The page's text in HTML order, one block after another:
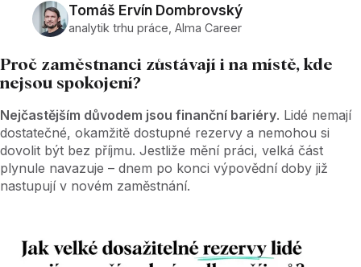
Tomáš Ervín Dombrovský
analytik trhu práce, Alma Career
Proč zaměstnanci zůstávají i na místě, kde
nejsou spokojení?
Nejčastějším důvodem jsou finanční bariéry. Lidé nemají
dostatečné, okamžitě dostupné rezervy a nemohou si
dovolit být bez příjmu. Jestliže mění práci, velká část
plynule navazuje – dnem po konci výpovědní doby již
nastupují v novém zaměstnání.